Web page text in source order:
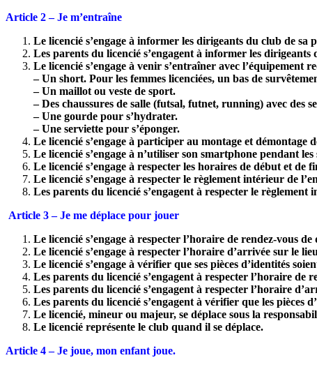
Article 2 – Je m’entraîne
Le licencié s’engage à informer les dirigeants du club de
Les parents du licencié s’engagent à informer les
Le licencié s’engage à venir s’entraîner avec l’équipement
– Un short. Pour les femmes licenciées, un bas de
– Un maillot ou veste de sport.
– Des chaussures de salle (futsal, futnet, running) avec des
– Une gourde pour s’hydrater.
– Une serviette pour s’éponger.
Le licencié s’engage à participer au montage et
Le licencié s’engage à n’utiliser son smartphone pendant
Le licencié s’engage à respecter les horaires de début et de
Le licencié s’engage à respecter le règlement intérieur de
Les parents du licencié s’engagent à respecter le
Article 3 – Je me déplace pour jouer
Le licencié s’engage à respecter l’horaire de rendez-vous
Le licencié s’engage à respecter l’horaire d’arrivée sur le
Le licencié s’engage à vérifier que ses pièces d’identités
Les parents du licencié s’engagent à respecter l’horaire de
Les parents du licencié s’engagent à respecter l’horaire
Les parents du licencié s’engagent à vérifier que les
Le licencié, mineur ou majeur, se déplace sous la
Le licencié représente le club quand il se déplace.
Article 4 – Je joue, mon enfant joue.